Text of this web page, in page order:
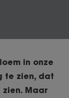
in onze
te zien, dat
Maar